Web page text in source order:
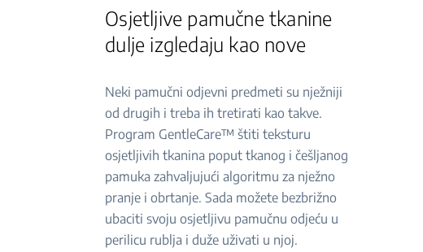
Osjetljive pamučne tkanine
dulje izgledaju kao nove
Neki pamučni odjevni predmeti su nježniji
od drugih i treba ih tretirati kao takve.
Program GentleCare™ štiti teksturu
osjetljivih tkanina poput tkanog i češljanog
pamuka zahvaljujući algoritmu za nježno
pranje i obrtanje. Sada možete bezbrižno
ubaciti svoju osjetljivu pamučnu odjeću u
perilicu rublja i duže uživati u njoj.